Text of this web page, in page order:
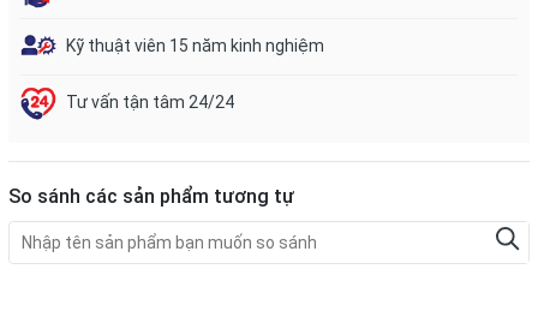
Kỹ thuật viên 15 năm kinh nghiệm
Tư vấn tận tâm 24/24
So sánh các sản phẩm tương tự